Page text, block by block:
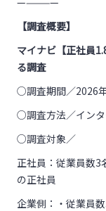
【調査概要】
マイナビ【正社員
る調査
○調査期間／2026
○調査方法／イン
○調査対象／
正社員：従業員数
の正社員
企業側：・従業員